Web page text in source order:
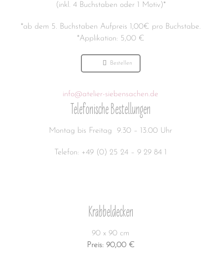
(inkl. 4 Buchstaben oder 1 Motiv)*
*ab dem 5. Buchstaben Aufpreis 1,00€ pro Buchstabe.
*Applikation: 5,00 €
Bestellen
info@atelier-siebensachen.de
Telefonische Bestellungen
Montag bis Freitag 9.30 – 13.00 Uhr
Telefon: +49 (0) 25 24 – 9 29 84 1
Krabbeldecken
90 x 90 cm
Preis: 90,00 €